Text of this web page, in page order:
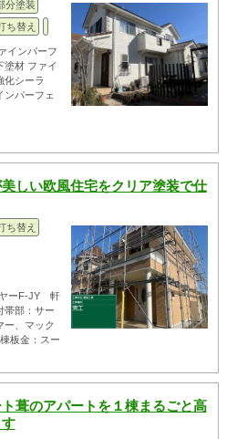
分塗装
ち替え
インパーフ
材 ファイ
化シーラ
パーフェ
しい欧風住宅をクリア塗装で仕
ち替え
ヤーF-JY 軒
部：サー
ー、マック
板金：スー
葺のアパートを１棟まるごと高